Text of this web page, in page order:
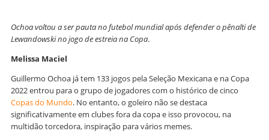
Ochoa voltou a ser pauta no futebol mundial após defender o pênalti de
Lewandowski no jogo de estreia na Copa.
Melissa Maciel
Guillermo Ochoa já tem 133 jogos pela Seleção Mexicana e na Copa
2022 entrou para o grupo de jogadores com o histórico de cinco
Copas do Mundo. No entanto, o goleiro não se destaca
significativamente em clubes fora da copa e isso provocou, na
multidão torcedora, inspiração para vários memes.